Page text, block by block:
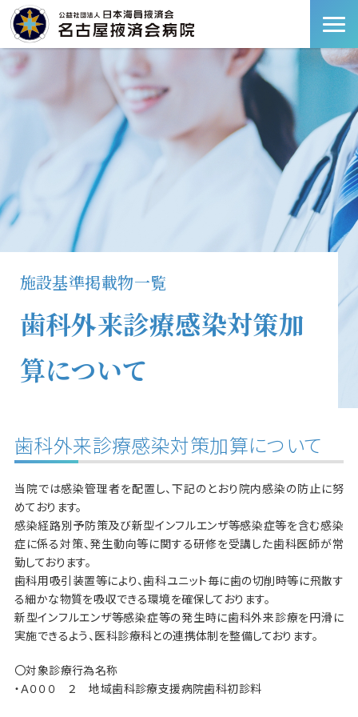
施設基準掲載物一覧
歯科外来診療感染対策加
算について
歯科外来診療感染対策加算について
当院では感染管理者を配置し、下記のとおり院内感染の防止に努
めております。
感染経路別予防策及び新型インフルエンザ等感染症等を含む感染
症に係る対策、発生動向等に関する研修を受講した歯科医師が常
勤しております。
歯科用吸引装置等により、歯科ユニット毎に歯の切削時等に飛散す
る細かな物質を吸収できる環境を確保しております。
新型インフルエンザ等感染症等の発生時に歯科外来診療を円滑に
実施できるよう、医科診療科との連携体制を整備しております。
〇対象診療行為名称
・Ａ０００ ２ 地域歯科診療支援病院歯科初診料